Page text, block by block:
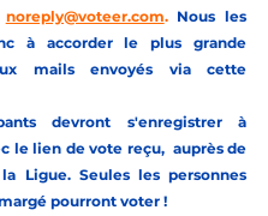
noreply@voteer.com. Nous les
à accorder le plus grande
mails envoyés via cette
devront s'enregistrer à
le lien de vote reçu,  auprès de
Ligue. Seules les personnes
pourront voter !